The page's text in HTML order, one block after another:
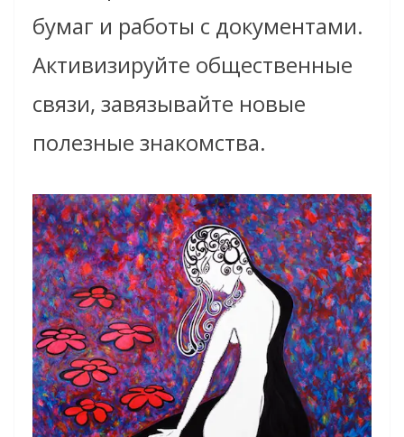
бумаг и работы с документами.
Активизируйте общественные
связи, завязывайте новые
полезные знакомства.